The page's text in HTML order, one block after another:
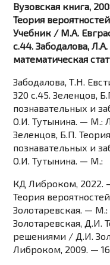
Вузовская книга,
Теория
Учебник / М.А.
c.44. Забодалова,
математическая
Забодалова, Т.Н.
320 c.45. Зеленцов,
познавательных и
О.И. Тутынина. — М.:
Зеленцов, Б.П.
познавательных и
О.И. Тутынина. — М.:
КД Либроком, 2022.
Теория
Золотаревская. —
Золотаревская, Д.И.
решениями / Д.И.
Либроком, 2009. —